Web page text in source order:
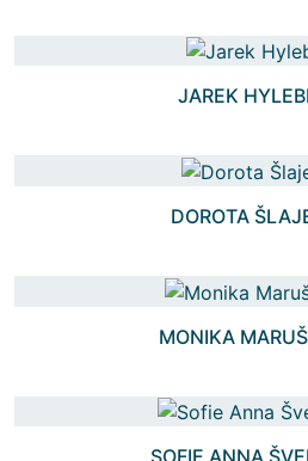
JAREK
DOROTA
MONIKA